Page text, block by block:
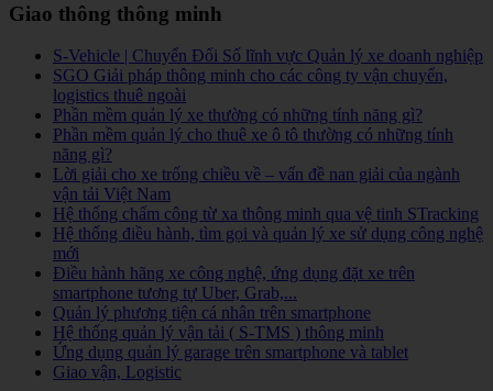
Giao thông thông minh
S-Vehicle | Chuyển Đổi Số lĩnh vực Quản lý xe doanh nghiệp
SGO Giải pháp thông minh cho các công ty vận chuyển,
logistics thuê ngoài
Phần mềm quản lý xe thường có những tính năng gì?
Phần mềm quản lý cho thuê xe ô tô thường có những tính
năng gì?
Lời giải cho xe trống chiều về – vấn đề nan giải của ngành
vận tải Việt Nam
Hệ thống chấm công từ xa thông minh qua vệ tinh STracking
Hệ thống điều hành, tìm gọi và quản lý xe sử dụng công nghệ
mới
Điều hành hãng xe công nghệ, ứng dụng đặt xe trên
smartphone tương tự Uber, Grab,...
Quản lý phương tiện cá nhân trên smartphone
Hệ thống quản lý vận tải ( S-TMS ) thông minh
Ứng dụng quản lý garage trên smartphone và tablet
Giao vận, Logistic